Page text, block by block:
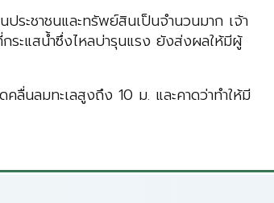
ระชาชนและทรัพย์สินเป็นจำนวนมาก เจ้า
ะแสน้ำซึ่งไหลบ่ารุนแรง ยังส่งผลให้มีผู้
ลื่นลมทะเลสูงถึง 10 ม. และคาดว่าทำให้มี